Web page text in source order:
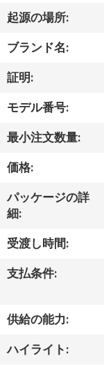
ダ
ク
ト
私
に
つ
い
て
工
場
起源の場所:
ブランド名:
証明:
モデル番号:
最小注文数量:
価格:
パッケージの詳
細:
受渡し時間:
支払条件:
供給の能力:
ハイライト: